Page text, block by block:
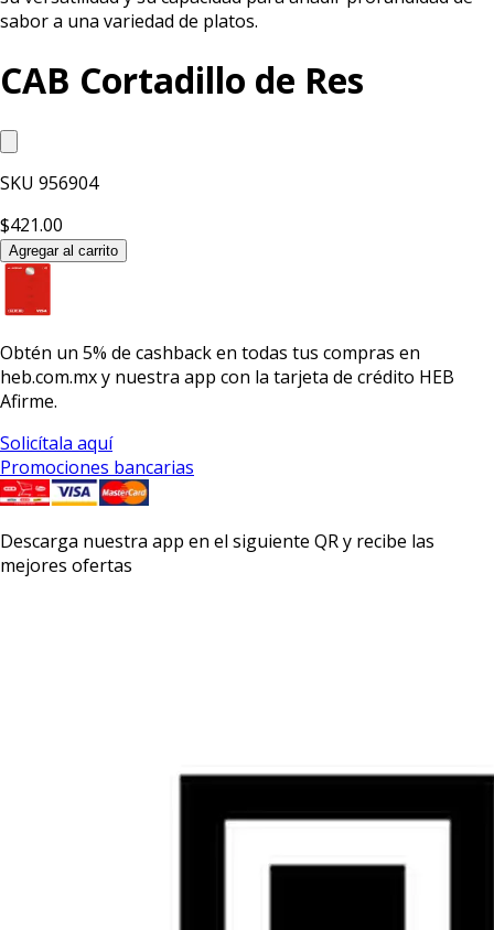
sabor a una variedad de platos.
CAB Cortadillo de Res
SKU 956904
$421.00
Agregar al carrito
Obtén un 5% de cashbacken todas tus compras en
heb.com.mx y nuestra app con la tarjeta de crédito HEB
Afirme.
Solicítala aquí
Promociones bancarias
Descarga nuestra app en el siguiente QR y recibe las
mejores ofertas